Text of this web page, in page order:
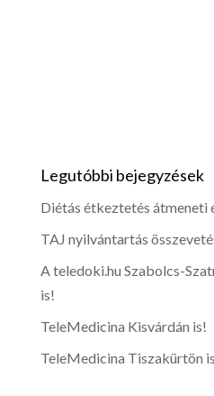
Legutóbbi bejegyzések
Diétás étkeztetés átmeneti
TAJ nyilvántartás
A teledoki.hu Szabolcs-
is!
TeleMedicina Kisvárdán is!
TeleMedicina Tiszakürtön